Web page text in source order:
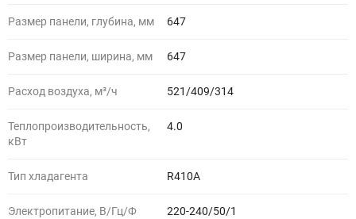
Размер панели, глубина, мм 647
Размер панели, ширина, мм 647
Расход воздуха, м³/ч 521/409/314
Теплопроизводительность,
кВт
4.0
Тип хладагента R410A
Электропитание, В/Гц/Ф 220-240/50/1